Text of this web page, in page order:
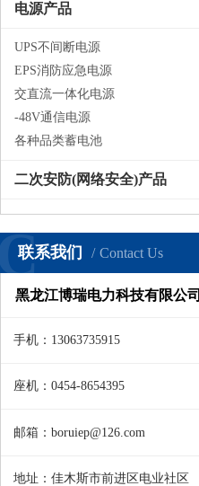
电源产品
UPS不间断电源
EPS消防应急电源
交直流一体化电源
-48V通信电源
各种品类蓄电池
二次安防(网络安全)产品
联系我们 Contact Us
黑龙江博瑞电力科技有限公司
手机：13063735915
座机：0454-8654395
邮箱：boruiep@126.com
地址：佳木斯市前进区电业社区